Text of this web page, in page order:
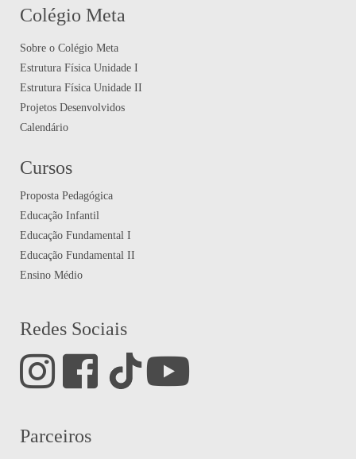
Colégio Meta
Sobre o Colégio Meta
Estrutura Física Unidade I
Estrutura Física Unidade II
Projetos Desenvolvidos
Calendário
Cursos
Proposta Pedagógica
Educação Infantil
Educação Fundamental I
Educação Fundamental II
Ensino Médio
Redes Sociais
Parceiros